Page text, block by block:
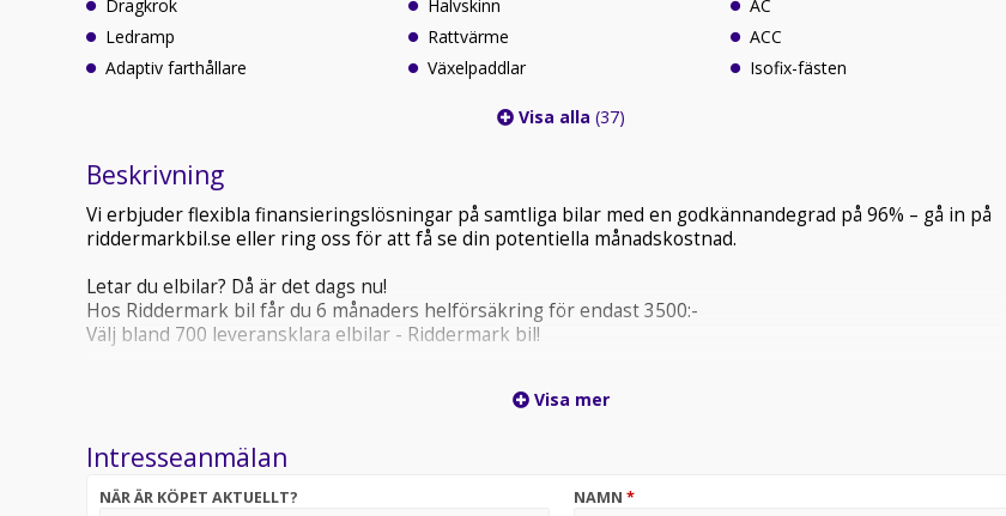
Dragkrok
Ledramp
Adaptiv farthållare
Halvskinn
Rattvärme
Växelpaddlar
AC
ACC
Isofix-fästen
Visa alla(37)
Beskrivning
Vi erbjuder flexibla finansieringslösningar på samtliga bilar med en godkännandegrad på 96% – gå in på
riddermarkbil.se eller ring oss för att få se din potentiella månadskostnad.
Letar du elbilar? Då är det dags nu!
Hos Riddermark bil får du 6 månaders helförsäkring för endast 3500:-
Välj bland 700 leveransklara elbilar - Riddermark bil!
*NCR32F* *Vi tar emot alla inbyten och erbjuder hemleverans i hela Sverige!*
En rymlig helelektrisk SUV med fyrhjulsdrift som erbjuder tyst körning, snabb respons och hög komfort.
vardagspendling och längre resor.
Visa mer
Intresseanmälan
NÄR ÄR KÖPET AKTUELLT? NAMN *